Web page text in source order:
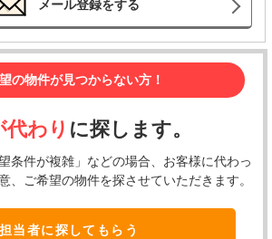
メール登録をする
の物件が見つからない方！
代わり に探します。
条件が複雑」などの場合、お客様に代わっ
、ご希望の物件を探させていただきます。
担当者に探してもらう